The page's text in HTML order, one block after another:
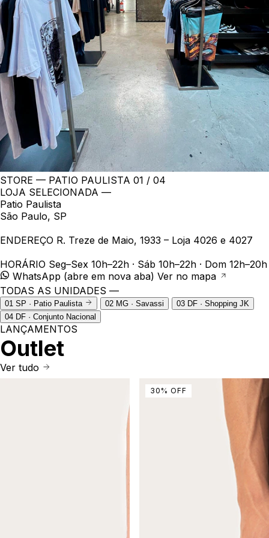
STORE — PATIO PAULISTA 01 / 04
LOJA SELECIONADA —
Patio Paulista
São Paulo, SP
ENDEREÇO R. Treze de Maio, 1933 – Loja 4026 e 4027
HORÁRIO Seg–Sex 10h–22h · Sáb 10h–22h · Dom 12h–20h
WhatsApp (abre em nova aba) Ver no mapa
TODAS AS UNIDADES —
01 SP · Patio Paulista 02 MG · Savassi 03 DF · Shopping JK
04 DF · Conjunto Nacional
LANÇAMENTOS
Outlet
Ver tudo
30 % OFF